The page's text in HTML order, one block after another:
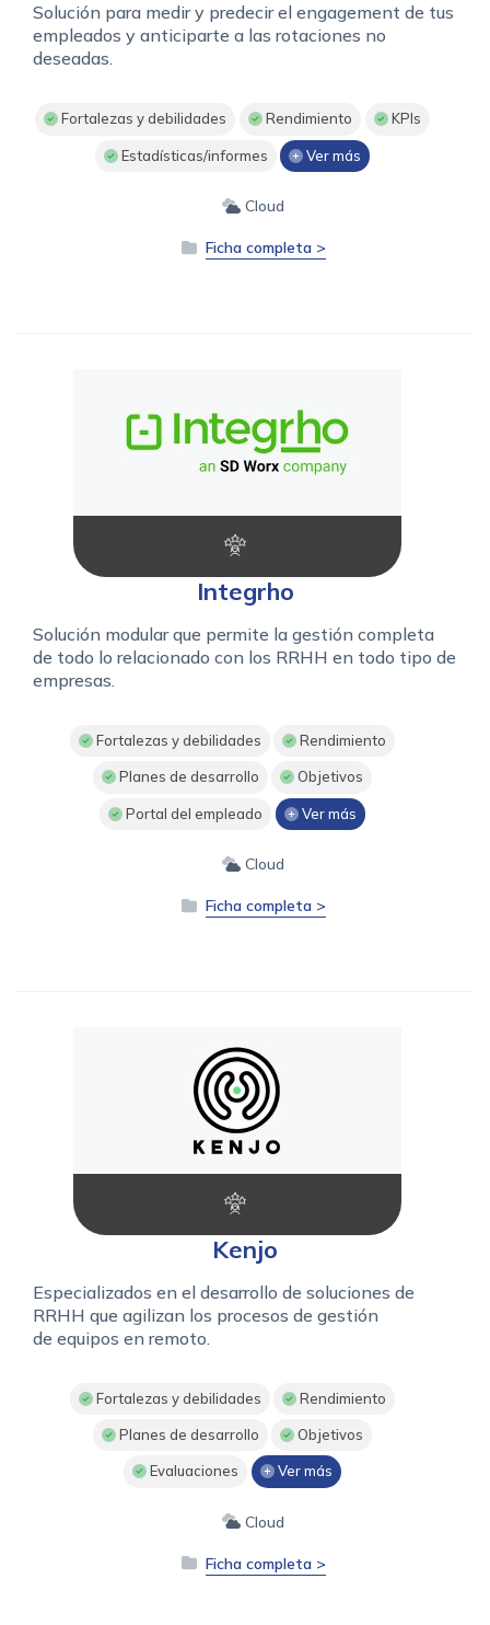
Solución para medir y predecir el engagement de tus
empleados y anticiparte a las rotaciones no
deseadas.
Fortalezas y debilidades Rendimiento KPIs
Estadísticas/informes Ver más
Cloud
Ficha completa >
Integrho
Solución modular que permite la gestión completa
de todo lo relacionado con los RRHH en todo tipo de
empresas.
Fortalezas y debilidades Rendimiento
Planes de desarrollo Objetivos
Portal del empleado Ver más
Cloud
Ficha completa >
Kenjo
Especializados en el desarrollo de soluciones de
RRHH que agilizan los procesos de gestión
de equipos en remoto.
Fortalezas y debilidades Rendimiento
Planes de desarrollo Objetivos
Evaluaciones Ver más
Cloud
Ficha completa >